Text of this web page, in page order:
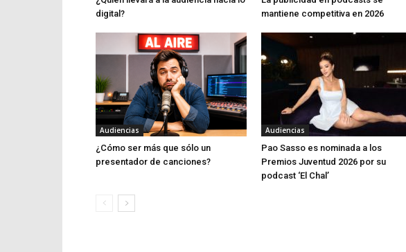
digital?
mantiene competitiva en 2026
Audiencias
¿Cómo ser más que sólo un
presentador de canciones?
Audiencias
Pao Sasso es nominada a los
Premios Juventud 2026 por su
podcast ‘El Chal’